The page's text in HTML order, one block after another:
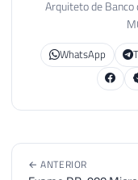
Arquiteto de Banco
WhatsApp
← ANTERIOR